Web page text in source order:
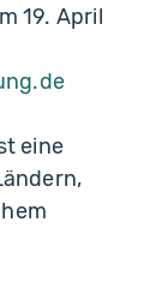
19. April
eine